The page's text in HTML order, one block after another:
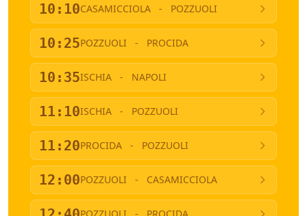
10:10CASAMICCIOLA - POZZUOLI
10:25POZZUOLI - PROCIDA
10:35ISCHIA - NAPOLI
11:10ISCHIA - POZZUOLI
11:20PROCIDA - POZZUOLI
12:00POZZUOLI - CASAMICCIOLA